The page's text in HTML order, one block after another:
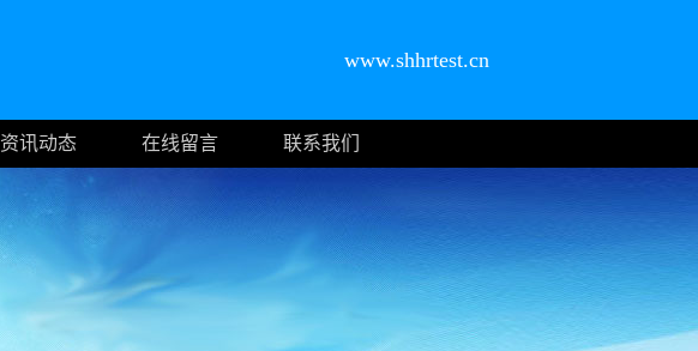
www.shhrtest.cn
资讯动态 在线留言 联系我们